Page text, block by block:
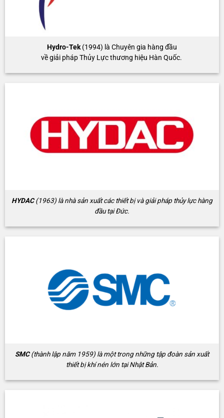
Hydro-Tek (1994) là Chuyên gia hàng đầu
về giải pháp Thủy Lực thương hiệu Hàn Quốc.
HYDAC(1963) là nhà sản xuất các thiết bị và giải pháp thủy lực hàng
đầu tại Đức.
SMC(thành lập năm 1959) là một trong những tập đoàn sản xuất
thiết bị khí nén lớn tại Nhật Bản.